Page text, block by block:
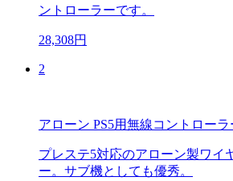
ントローラーです。
28,308円
2
アローン PS5用無線コントローラ
プレステ5対応のアローン製ワイ
ー。サブ機としても優秀。